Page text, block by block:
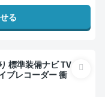
る
ブレコーダー 衝